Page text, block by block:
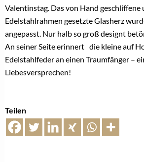
Valentinstag. Das von Hand geschliffene
Edelstahlrahmen gesetzte Glasherz
angepasst. Nur halb so groß designt
An seiner Seite erinnert die kleine auf
Edelstahlfeder an einen Traumfänger –
Liebesversprechen!
Teilen